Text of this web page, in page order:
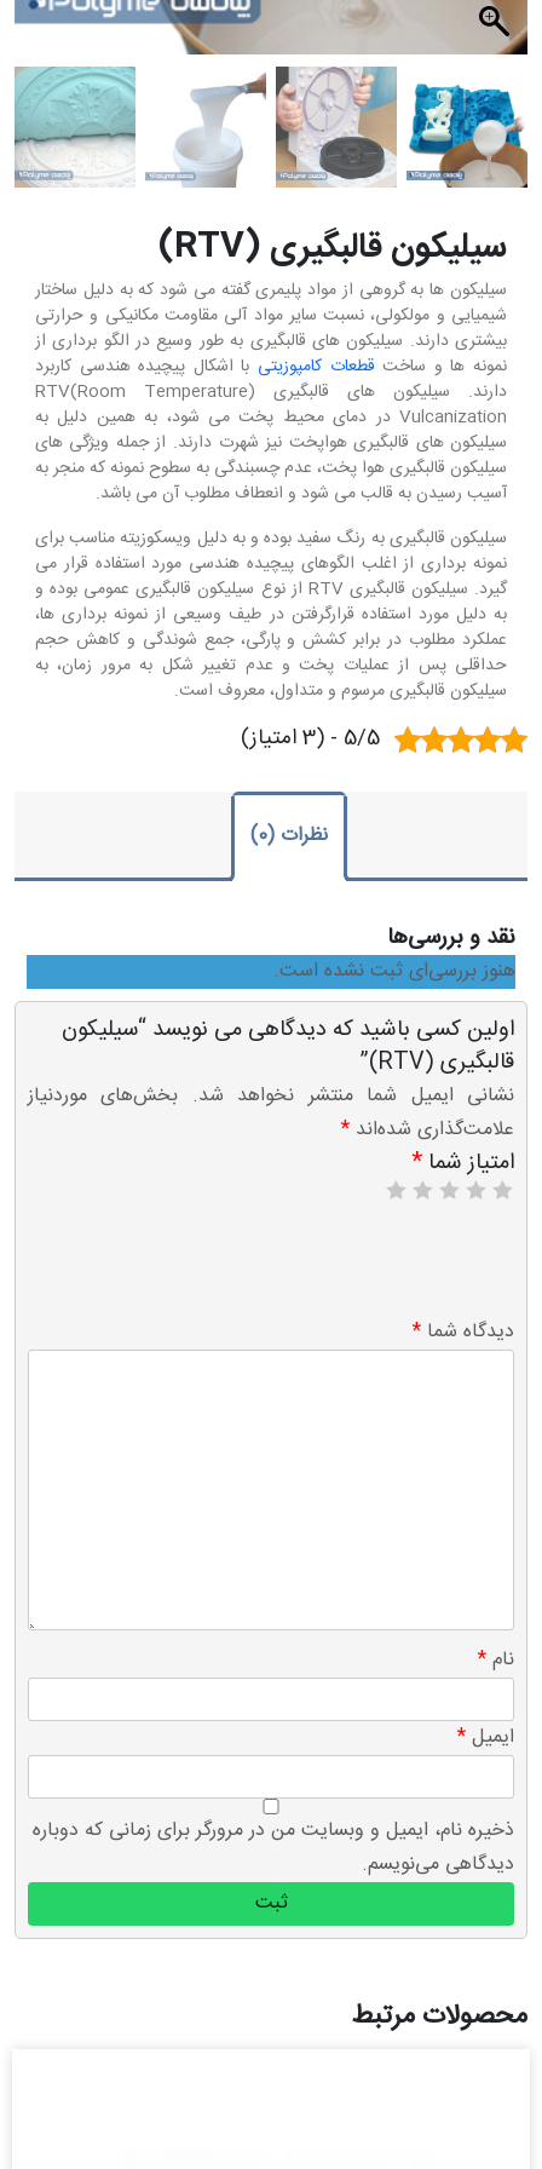
سیلیکون قالبگیری (RTV)
سیلیکون ها به گروهی از مواد پلیمری گفته می شود که به دلیل ساختار
شیمیایی و مولکولی، نسبت سایر مواد آلی مقاومت مکانیکی و حرارتی
بیشتری دارند. سیلیکون های قالبگیری به طور وسیع در الگو برداری از
نمونه ها و ساخت قطعات کامپوزیتی با اشکال پیچیده هندسی کاربرد
دارند. سیلیکون های قالبگیری (RTV(Room Temperature
Vulcanization در دمای محیط پخت می شود، به همین دلیل به
سیلیکون های قالبگیری هواپخت نیز شهرت دارند. از جمله ویژگی های
سیلیکون قالبگیری هوا پخت، عدم چسبندگی به سطوح نمونه که منجر به
آسیب رسیدن به قالب می شود و انعطاف مطلوب آن می باشد.
سیلیکون قالبگیری به رنگ سفید بوده و به دلیل ویسکوزیته مناسب برای
نمونه برداری از اغلب الگوهای پیچیده هندسی مورد استفاده قرار می
گیرد. سیلیکون قالبگیری RTV از نوع سیلیکون قالبگیری عمومی بوده و
به دلیل مورد استفاده قرارگرفتن در طیف وسیعی از نمونه برداری ها،
عملکرد مطلوب در برابر کشش و پارگی، جمع شوندگی و کاهش حجم
حداقلی پس از عملیات پخت و عدم تغییر شکل به مرور زمان، به
سیلیکون قالبگیری مرسوم و متداول، معروف است.
5/5 - (3 امتیاز)
نظرات (0)
نقد و بررسی‌ها
هنوز بررسی‌ای ثبت نشده است.
اولین کسی باشید که دیدگاهی می نویسد “سیلیکون
قالبگیری (RTV)”
نشانی ایمیل شما منتشر نخواهد شد. بخش‌های موردنیاز
علامت‌گذاری شده‌اند *
امتیاز شما *
۱
۲ ۳ ۴ ۵
دیدگاه شما *
نام*
ایمیل*
ذخیره نام، ایمیل و وبسایت من در مرورگر برای زمانی که دوباره
دیدگاهی می‌نویسم.
محصولات مرتبط